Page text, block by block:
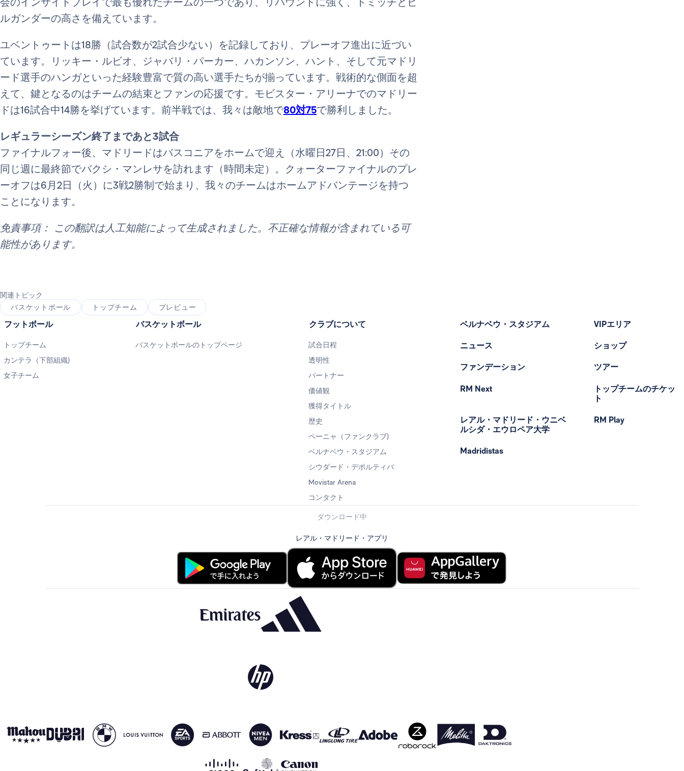
ルガンダーの高さを備えています。
ユベントゥートは18勝（試合数が2試合少ない）を記録しており、プレーオフ進出に近づい
ています。リッキー・ルビオ、ジャバリ・パーカー、ハカンソン、ハント、そして元マドリ
ード選手のハンガといった経験豊富で質の高い選手たちが揃っています。戦術的な側面を超
えて、鍵となるのはチームの結束とファンの応援です。モビスター・アリーナでのマドリー
ドは16試合中14勝を挙げています。前半戦では、我々は敵地で80対75で勝利しました。
レギュラーシーズン終了まであと3試合
ファイナルフォー後、マドリードはバスコニアをホームで迎え（水曜日27日、21:00）その
同じ週に最終節でバクシ・マンレサを訪れます（時間未定）。クォーターファイナルのプレ
ーオフは6月2日（火）に3戦2勝制で始まり、我々のチームはホームアドバンテージを持つ
ことになります。
免責事項： この翻訳は人工知能によって生成されました。不正確な情報が含まれている可
能性があります。
関連トピック
バスケットボール
トップチーム プレビュー
フットボール
トップチーム
カンテラ（下部組織)
女子チーム
バスケットボール
バスケットボールのトップページ
クラブについて
試合日程
透明性
パートナー
価値観
獲得タイトル
歴史
ペーニャ（ファンクラブ)
ベルナベウ・スタジアム
シウダード・デポルティバ
Movistar Arena
コンタクト
ベルナベウ・スタジアム
ニュース
ファンデーション
RM Next
レアル・マドリード・ウニベ
ルシダ・エウロペア大学
Madridistas
VIPエリア
ショップ
ツアー
トップチームのチケッ
ト
RM Play
ダウンロード中
レアル・マドリード・アプリ